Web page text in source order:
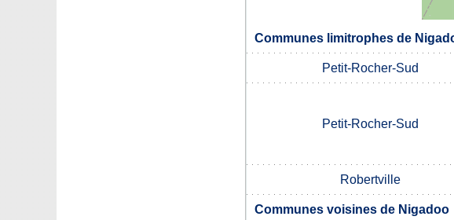
Communes limitrophes de
Petit-Rocher-Sud
Petit-Rocher-Sud
Robertville
Communes voisines de Nigadoo